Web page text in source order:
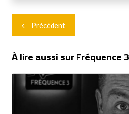
Navigation
de
l’article
Précédent
À lire aussi sur Fréquence 3